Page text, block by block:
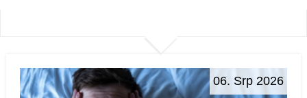
06. Srp 2026